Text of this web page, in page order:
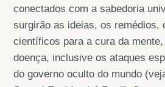
conectados com a sabedoria
surgirão as ideias, os remédios,
científicos para a cura da
doença, inclusive os ataques
do governo oculto do mundo